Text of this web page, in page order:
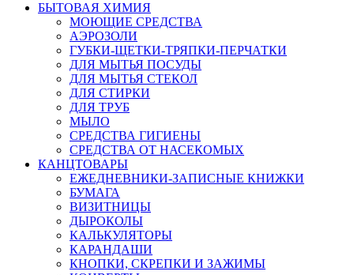
БЫТОВАЯ ХИМИЯ
МОЮЩИЕ СРЕДСТВА
АЭРОЗОЛИ
ГУБКИ-ЩЕТКИ-ТРЯПКИ-ПЕРЧАТКИ
ДЛЯ МЫТЬЯ ПОСУДЫ
ДЛЯ МЫТЬЯ СТЕКОЛ
ДЛЯ СТИРКИ
ДЛЯ ТРУБ
МЫЛО
СРЕДСТВА ГИГИЕНЫ
СРЕДСТВА ОТ НАСЕКОМЫХ
КАНЦТОВАРЫ
ЕЖЕДНЕВНИКИ-ЗАПИСНЫЕ КНИЖКИ
БУМАГА
ВИЗИТНИЦЫ
ДЫРОКОЛЫ
КАЛЬКУЛЯТОРЫ
КАРАНДАШИ
КНОПКИ, СКРЕПКИ И ЗАЖИМЫ